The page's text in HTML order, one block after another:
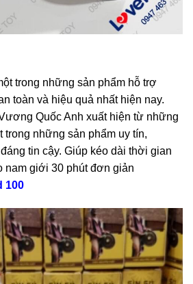
trong những sản phẩm hỗ trợ
toàn và hiệu quả nhất hiện nay.
Quốc Anh xuất hiện từ những
trong những sản phẩm uy tín,
tin cậy. Giúp kéo dài thời gian
nam giới 30 phút đơn giản
100